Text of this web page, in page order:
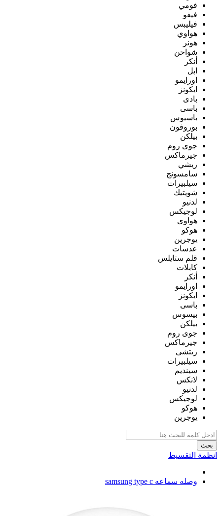
فومي
فيفو
فيليبس
هواوي
هونر
شواحن
أنكر
ابل
اورايمو
ايكونز
بادى
باسى
باسيوس
بوروفون
بيلكن
جوى روم
جيرماكس
ريشي
سامسونج
سيلبيرات
شويتيك
لدنيو
لوجيكس
هواوى
هوكو
يوجرين
عدسات
قلم ستايلس
كابلات
أنكر
اورايمو
ايكونز
باسى
بيسوس
بيلكن
جوى روم
جيرماكس
ريتشى
سيلبيرات
سينديم
لانكس
لدنيو
لوجيكس
هوكو
يوجرين
بحث
انظمة التقسيط
وصله سماعه samsung type c